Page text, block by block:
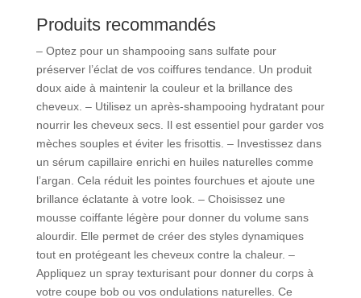
Produits recommandés
– Optez pour un shampooing sans sulfate pour
préserver l’éclat de vos coiffures tendance. Un produit
doux aide à maintenir la couleur et la brillance des
cheveux. – Utilisez un après-shampooing hydratant pour
nourrir les cheveux secs. Il est essentiel pour garder vos
mèches souples et éviter les frisottis. – Investissez dans
un sérum capillaire enrichi en huiles naturelles comme
l’argan. Cela réduit les pointes fourchues et ajoute une
brillance éclatante à votre look. – Choisissez une
mousse coiffante légère pour donner du volume sans
alourdir. Elle permet de créer des styles dynamiques
tout en protégeant les cheveux contre la chaleur. –
Appliquez un spray texturisant pour donner du corps à
votre coupe bob ou vos ondulations naturelles. Ce